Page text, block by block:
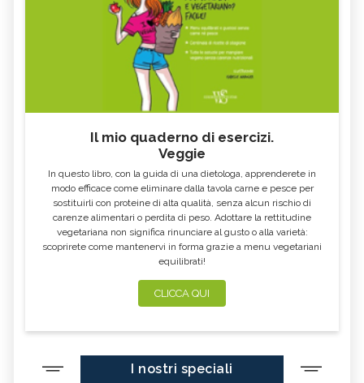
Il mio quaderno di esercizi.
Veggie
In questo libro, con la guida di una dietologa, apprenderete in
modo efficace come eliminare dalla tavola carne e pesce per
sostituirli con proteine di alta qualità, senza alcun rischio di
carenze alimentari o perdita di peso. Adottare la rettitudine
vegetariana non significa rinunciare al gusto o alla varietà:
scoprirete come mantenervi in forma grazie a menu vegetariani
equilibrati!
CLICCA QUI
I nostri speciali